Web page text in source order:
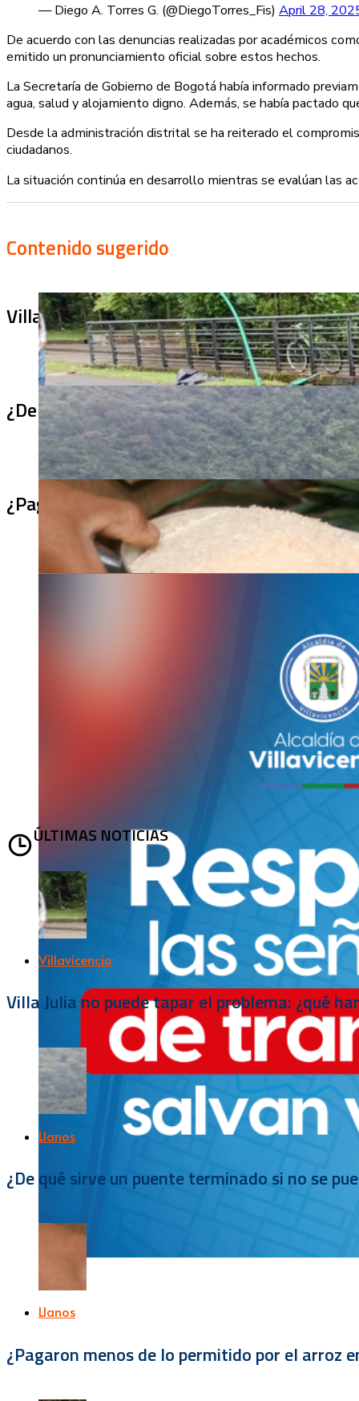
— Diego A. Torres G. (@DiegoTorres_Fis) April 28,
De acuerdo con las denuncias realizadas por académicos
emitido un pronunciamiento oficial sobre estos hechos.
La Secretaría de Gobierno de Bogotá había informado
agua, salud y alojamiento digno. Además, se había pactado
Desde la administración distrital se ha reiterado el
ciudadanos.
La situación continúa en desarrollo mientras se evalúan las
Contenido sugerido
Villa Julia no puede tapar el problema:
¿De qué sirve un puente terminado si no
¿Pagaron menos de lo permitido por el
ÚLTIMAS NOTICIAS
Villavicencio
Villa Julia no puede tapar el problema: ¿qué
Llanos
¿De qué sirve un puente terminado si no se
Llanos
¿Pagaron menos de lo permitido por el arroz